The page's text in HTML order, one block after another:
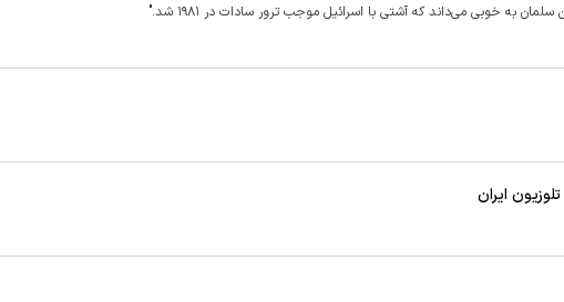
به خوبی می‌داند که آشتی با اسرائیل موجب ترور سادات در ۱۹۸۱ شد."
ایران